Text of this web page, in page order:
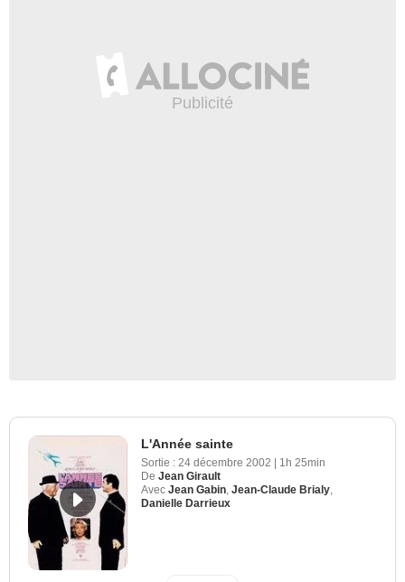
L'Année sainte
Sortie : 24 décembre 2002 | 1h 25min
De Jean Girault
Avec Jean Gabin Jean-Claude Brialy
Danielle Darrieux